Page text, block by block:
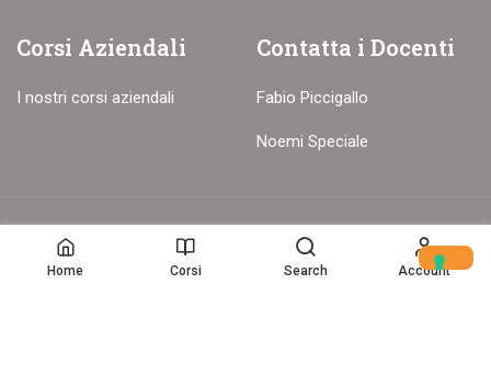
Corsi Aziendali
I nostri corsi aziendali
Contatta i Docenti
Fabio Piccigallo
Noemi Speciale
© Copyright – 2017-26 Delion srls – Tutti i diritti riservati
Home Corsi Search Account